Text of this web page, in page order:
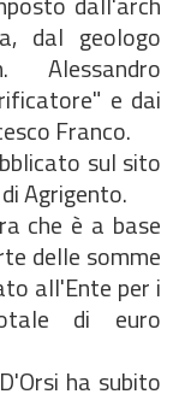
dal geologo
Alessandro
e dai
Franco.
sul sito
Agrigento.
che è a base
delle somme
all'Ente per i
di euro
ha subito